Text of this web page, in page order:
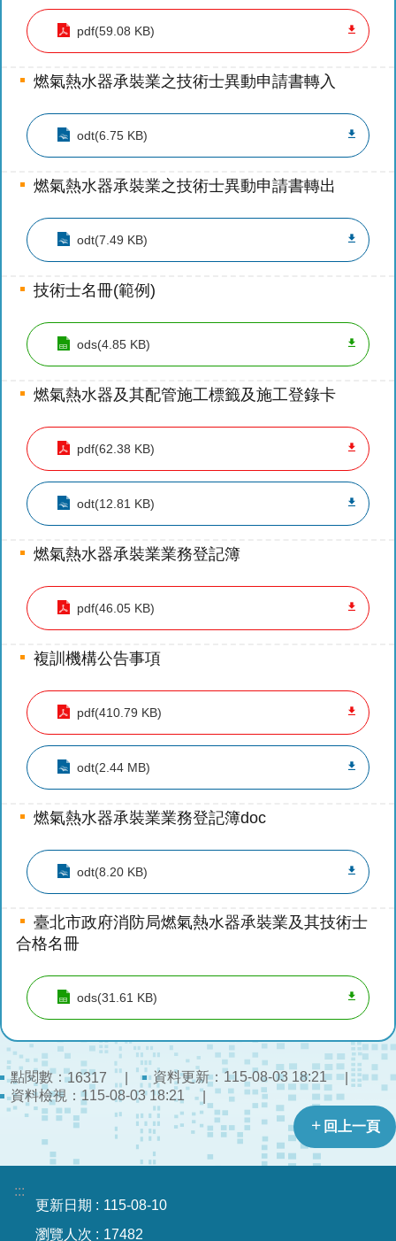
結
陽
光
案
區
揭
弊
者
保
護
專
區
個
人
資
料
保
護
專
區
性
主
化
專
區
請
案
件
火
搶
救
困
難
地
消
防
通
道
相
關
資
料
跑
燈
pdf(59.08 KB)
燃氣熱水器承裝業之技術士異動申請書轉入
odt(6.75 KB)
燃氣熱水器承裝業之技術士異動申請書轉出
odt(7.49 KB)
技術士名冊(範例)
ods(4.85 KB)
燃氣熱水器及其配管施工標籤及施工登錄卡
pdf(62.38 KB)
odt(12.81 KB)
燃氣熱水器承裝業業務登記簿
pdf(46.05 KB)
複訓機構公告事項
pdf(410.79 KB)
odt(2.44 MB)
燃氣熱水器承裝業業務登記簿doc
odt(8.20 KB)
臺北市政府消防局燃氣熱水器承裝業及其技術士
合格名冊
ods(31.61 KB)
點閱數：16317 資料更新：115-08-03 18:21
資料檢視： 115-08-03 18:21
回上一頁
:::
更新日期
115-08-10
瀏覽人次
17482